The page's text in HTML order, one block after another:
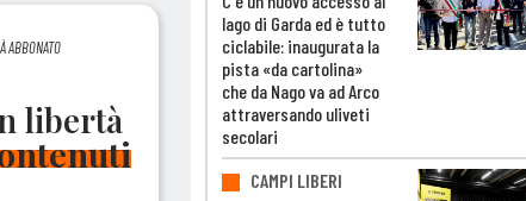
ABBONATO
libertà
lago di Garda ed è tutto
ciclabile: inaugurata la
pista «da cartolina»
che da Nago va ad Arco
attraversando uliveti
secolari
CAMPI LIBERI